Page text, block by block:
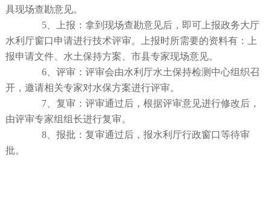
具现场查勘意见。
5、上报：拿到现场查勘意见后，即可上报政务大厅
水利厅窗口申请进行技术评审。上报时所需要的资料有：上
报申请文件、水土保持方案、市县专家现场意见。
6、评审：评审会由水利厅水土保持检测中心组织召
开，邀请相关专家对水保方案进行评审。
7、复审：评审通过后，根据评审意见进行修改后，
由评审专家组组长进行复审。
8、报批：复审通过后，报水利厅行政窗口等待审
批。